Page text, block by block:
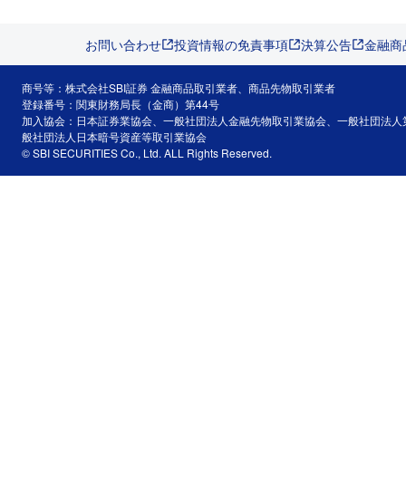
お問い合わせ 投資情報の免責事項 決算公告 金融
商号等：株式会社SBI証券 金融商品取引業者、商品先物取引業者
登録番号：関東財務局長（金商）第44号
加入協会：日本証券業協会、一般社団法人金融先物取引業協会、一般社団法
般社団法人日本暗号資産等取引業協会
© SBI SECURITIES Co., Ltd. ALL Rights Reserved.